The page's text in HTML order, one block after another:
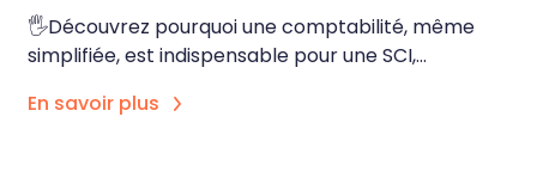
🖐️Découvrez pourquoi une comptabilité, même
simplifiée, est indispensable pour une SCI,...
En savoir plus